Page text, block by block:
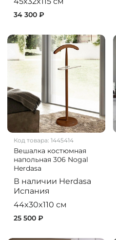
34 300 ₽
Код товара: 1445414
Вешалка костюмная
напольная 306 Nogal
Herdasa
В наличии Herdasa
Испания
44x30x110 см
25 500 ₽